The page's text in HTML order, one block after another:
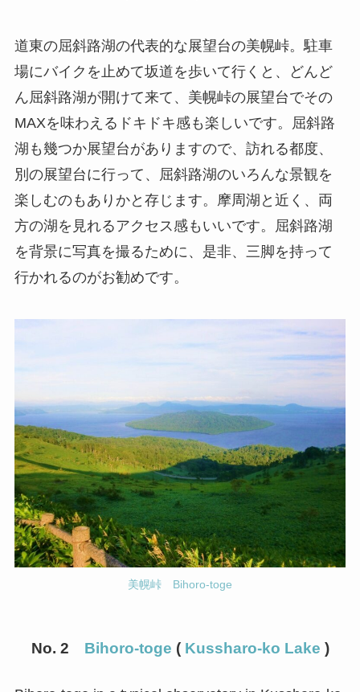
道東の屈斜路湖の代表的な展望台の美幌峠。駐車
場にバイクを止めて坂道を歩いて行くと、どんど
ん屈斜路湖が開けて来て、美幌峠の展望台でその
MAXを味わえるドキドキ感も楽しいです。屈斜路
湖も幾つか展望台がありますので、訪れる都度、
別の展望台に行って、屈斜路湖のいろんな景観を
楽しむのもありかと存じます。摩周湖と近く、両
方の湖を見れるアクセス感もいいです。屈斜路湖
を背景に写真を撮るために、是非、三脚を持って
行かれるのがお勧めです。
美幌峠 Bihoro-toge
No. 2 Bihoro-toge (Kussharo-ko Lake )